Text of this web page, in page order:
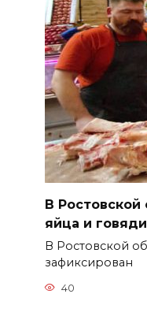
В
яйца и
В Ростовской
зафиксирован
40